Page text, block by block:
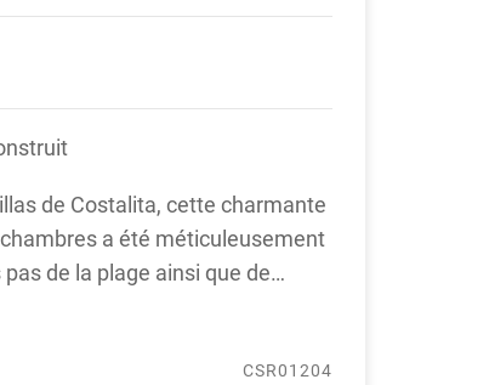
de Costalita, cette charmante
a été méticuleusement
de la plage ainsi que de
CSR01204